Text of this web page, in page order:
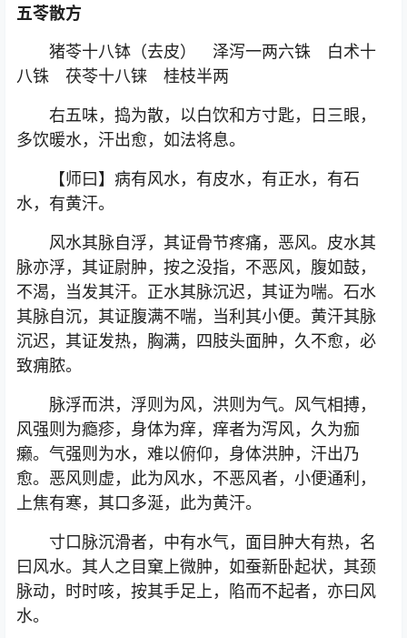
五苓散方
猪苓十八钵（去皮） 泽泻一两六铢 白术十
八铢 茯苓十八铼 桂枝半两
右五味，捣为散，以白饮和方寸匙，日三眼，
多饮暖水，汗出愈，如法将息。
【师曰】病有风水，有皮水，有正水，有石
水，有黄汗。
风水其脉自浮，其证骨节疼痛，恶风。皮水其
脉亦浮，其证尉肿，按之没指，不恶风，腹如鼓，
不渴，当发其汗。正水其脉沉迟，其证为喘。石水
其脉自沉，其证腹满不喘，当利其小便。黄汗其脉
沉迟，其证发热，胸满，四肢头面肿，久不愈，必
致痈脓。
脉浮而洪，浮则为风，洪则为气。风气相搏，
风强则为瘾疹，身体为痒，痒者为泻风，久为痂
癞。气强则为水，难以俯仰，身体洪肿，汗出乃
愈。恶风则虚，此为风水，不恶风者，小便通利，
上焦有寒，其口多涎，此为黄汗。
寸口脉沉滑者，中有水气，面目肿大有热，名
曰风水。其人之目窠上微肿，如蚕新卧起状，其颈
脉动，时时咳，按其手足上，陷而不起者，亦曰风
水。